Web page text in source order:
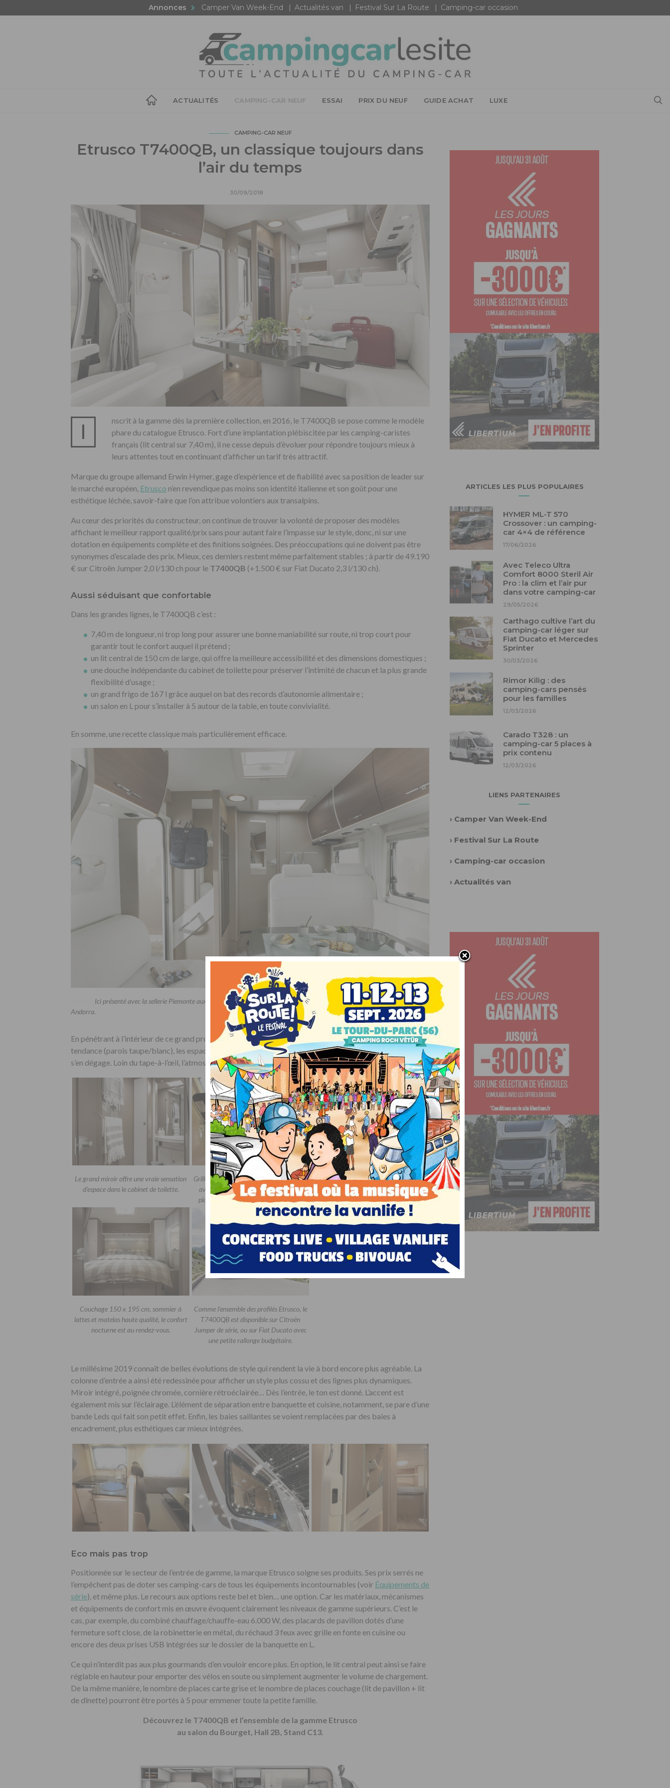
Annonces Camper Van Week-End Actualités van Festival Sur La Route Camping-car occasion
ACTUALITÉS CAMPING-CAR NEUF ESSAI PRIX DU NEUF GUIDE ACHAT LUXE
CAMPING-CAR NEUF
Etrusco T7400QB, un classique toujours dans
l’air du temps
30/09/2018
I
nscrit à la gamme dès la première collection, en 2016, le T7400QB se pose comme le modèle
phare du catalogue Etrusco. Fort d’une implantation plébiscitée par les camping-caristes
français (lit central sur 7,40 m), il ne cesse depuis d’évoluer pour répondre toujours mieux à
leurs attentes tout en continuant d’afficher un tarif très attractif.
Marque du groupe allemand Erwin Hymer, gage d’expérience et de fiabilité avec sa position de leader sur
le marché européen, Etrusco n’en revendique pas moins son identité italienne et son goût pour une
esthétique léchée, savoir-faire que l’on attribue volontiers aux transalpins.
Au cœur des priorités du constructeur, on continue de trouver la volonté de proposer des modèles
affichant le meilleur rapport qualité/prix sans pour autant faire l’impasse sur le style, donc, ni sur une
dotation en équipements complète et des finitions soignées. Des préoccupations qui ne doivent pas être
synonymes d’escalade des prix. Mieux, ces derniers restent même parfaitement stables ; à partir de 49.190
€ sur Citroën Jumper 2,0 l/130 ch pour le T7400QB (+1.500 € sur Fiat Ducato 2,3 l/130 ch).
Aussi séduisant que confortable
Dans les grandes lignes, le T7400QB c’est :
7,40 m de longueur, ni trop long pour assurer une bonne maniabilité sur route, ni trop court pour
garantir tout le confort auquel il prétend ;
un lit central de 150 cm de large, qui offre la meilleure accessibilité et des dimensions domestiques ;
une douche indépendante du cabinet de toilette pour préserver l’intimité de chacun et la plus grande
flexibilité d’usage ;
un grand frigo de 167 l grâce auquel on bat des records d’autonomie alimentaire ;
un salon en L pour s’installer à 5 autour de la table, en toute convivialité.
En somme, une recette classique mais particulièrement efficace.
Ici présenté avec la sellerie Piemonte aux tons clairs, le T7400QB peut également adopter une sellerie foncée baptisée
Andorra.
En pénétrant à l’intérieur de ce grand profilé, on se trouve séduit par les tonalités harmonieuses et
tendance (parois taupe/blanc), les espaces de circulation généreux, l’ambiance design et la simplicité qui
s’en dégage. Loin du tape-à-l’œil, l’atmosphère est apaisante, légère et contemporaine.
Le grand miroir offre une vraie sensation
d’espace dans le cabinet de toilette.
Grille en fonte, évier inox et grands tiroirs
avec fermeture soft-close, on prendra
plaisir à cuisiner à bord du T7400QB.
La douche est équipée d’un caillebotis de
série.
Couchage 150 x 195 cm, sommier à
lattes et matelas haute qualité, le confort
nocturne est au rendez-vous.
Comme l’ensemble des profilés Etrusco, le
T7400QB est disponible sur Citroën
Jumper de série, ou sur Fiat Ducato avec
une petite rallonge budgétaire.
Le millésime 2019 connaît de belles évolutions de style qui rendent la vie à bord encore plus agréable. La
colonne d’entrée a ainsi été redessinée pour afficher un style plus cossu et des lignes plus dynamiques.
Miroir intégré, poignée chromée, cornière rétroéclairée… Dès l’entrée, le ton est donné. L’accent est
également mis sur l’éclairage. L’élément de séparation entre banquette et cuisine, notamment, se pare d’une
bande Leds qui fait son petit effet. Enfin, les baies saillantes se voient remplacées par des baies à
encadrement, plus esthétiques car mieux intégrées.
Eco mais pas trop
Positionnée sur le secteur de l’entrée de gamme, la marque Etrusco soigne ses produits. Ses prix serrés ne
l’empêchent pas de doter ses camping-cars de tous les équipements incontournables (voir Équipements de
série), et même plus. Le recours aux options reste bel et bien… une option. Car les matériaux, mécanismes
et équipements de confort mis en œuvre évoquent clairement les niveaux de gamme supérieurs. C’est le
cas, par exemple, du combiné chauffage/chauffe-eau 6.000 W, des placards de pavillon dotés d’une
fermeture soft close, de la robinetterie en métal, du réchaud 3 feux avec grille en fonte en cuisine ou
encore des deux prises USB intégrées sur le dossier de la banquette en L.
Ce qui n’interdit pas aux plus gourmands d’en vouloir encore plus. En option, le lit central peut ainsi se faire
réglable en hauteur pour emporter des vélos en soute ou simplement augmenter le volume de chargement.
De la même manière, le nombre de places carte grise et le nombre de places couchage (lit de pavillon + lit
de dînette) pourront être portés à 5 pour emmener toute la petite famille.
Découvrez le T7400QB et l’ensemble de la gamme Etrusco
au salon du Bourget, Hall 2B, Stand C13.
ARTICLES LES PLUS POPULAIRES
HYMER ML-T 570
Crossover : un camping-
car 4×4 de référence
17/06/2026
Avec Teleco Ultra
Comfort 8000 Steril Air
Pro : la clim et l’air pur
dans votre camping-car
29/05/2026
Carthago cultive l’art du
camping-car léger sur
Fiat Ducato et Mercedes
Sprinter
30/03/2026
Rimor Kilig : des
camping-cars pensés
pour les familles
12/03/2026
Carado T328 : un
camping-car 5 places à
prix contenu
12/03/2026
LIENS PARTENAIRES
› Camper Van Week-End
› Festival Sur La Route
› Camping-car occasion
› Actualités van